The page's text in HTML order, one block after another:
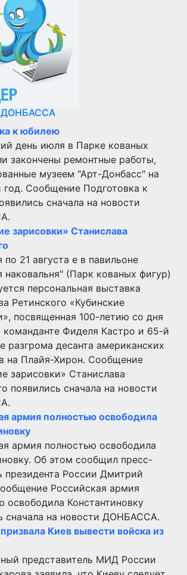
ДОНБАССА
к юбилею
день июля в Парке кованых
закончены ремонтные работы,
музеем "Арт-Донбасс" на
Сообщение Подготовка к
сначала на новости
зарисовки» Станислава
21 августа е в павильоне
наковальня" (Парк кованых фигур)
персональная выставка
Ретинского «Кубинские
посвященная 100-летию со дня
Фиделя Кастро и 65-й
разгрома десанта американских
на Плайя-Хирон. Сообщение
зарисовки» Станислава
появились сначала на новости
армия полностью освободила
армия полностью освободила
Об этом сообщил пресс-
президента России Дмитрий
Российская армия
освободила Константиновку
сначала на новости ДОНБАССА.
Киев вывести войска из
представитель МИД России